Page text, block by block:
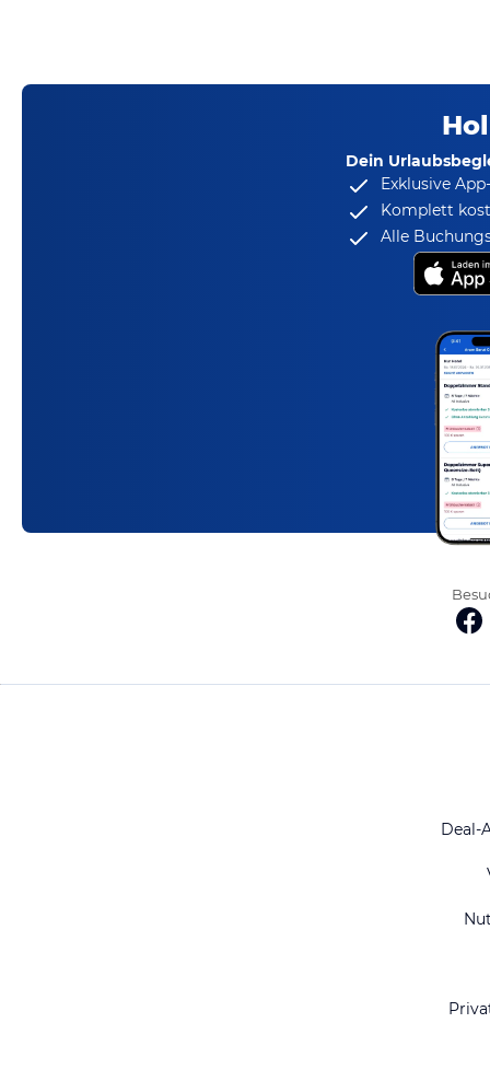
Dein
Exklusive
Komplett
Alle
Deal-